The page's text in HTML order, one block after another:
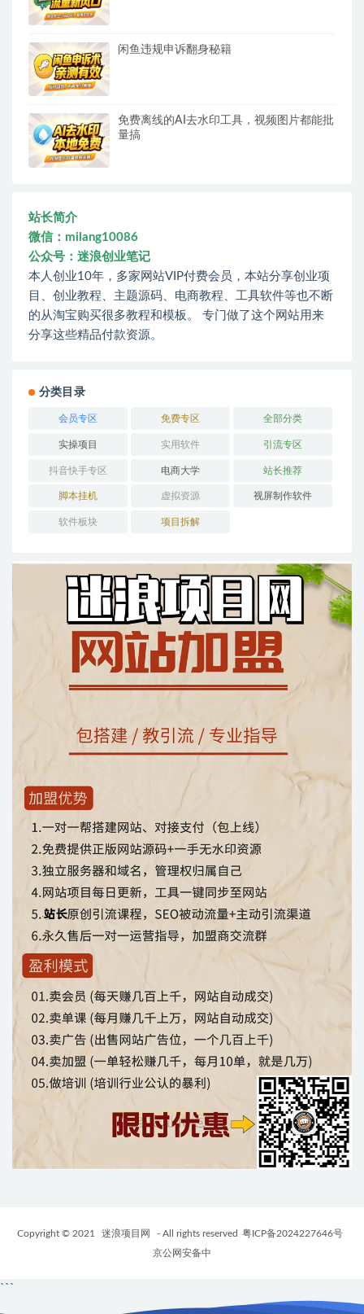
闲鱼违规申诉翻身秘籍
免费离线的AI去水印工具，视频图片都能批
量搞
站长简介
微信：milang10086
公众号：迷浪创业笔记
本人创业10年，多家网站VIP付费会员，本站分享创业项
目、创业教程、主题源码、电商教程、工具软件等也不断
的从淘宝购买很多教程和模板。 专门做了这个网站用来
分享这些精品付款资源。
分类目录
会员专区 免费专区 全部分类
实操项目 实用软件 引流专区
抖音快手专区 电商大学 站长推荐
脚本挂机 虚拟资源 视屏制作软件
软件板块 项目拆解
Copyright © 2021 迷浪项目网 - All rights reserved 粤ICP备2024227646号
京公网安备中
```